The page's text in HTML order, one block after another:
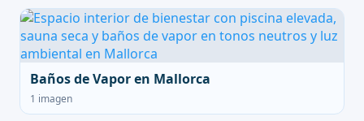
Baños de Vapor en Mallorca
1 imagen